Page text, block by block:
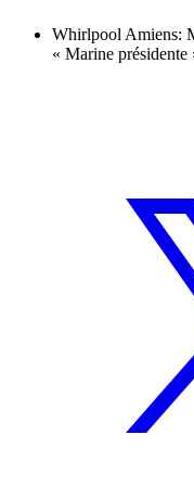
Whirlpool Amiens:
« Marine présidente